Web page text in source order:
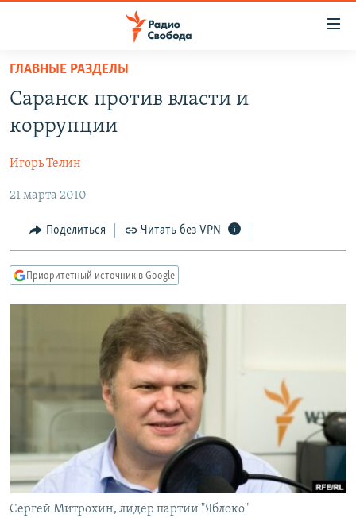
упрощенного
доступа
основному
Вернутся
главной
навигации
Вернутся
ПОДКАСТЫ
АВТОРСКИЕ ПРОЕКТЫ
ЦИТАТЫ СВОБОДЫ
МНЕНИЯ
КУЛЬТУРА
IDEL.РЕАЛИИ
КАВКАЗ.РЕАЛИИ
СИБИРЬ.РЕАЛИИ
РАСПИСАНИЕ ВЕЩАНИЯ
ПОДПИШИТЕСЬ НА РАССЫЛКУ
СОЦИАЛЬНЫЕ СЕТИ
ГЛАВНЫЕ РАЗДЕЛЫ
Саранск против власти и
коррупции
Игорь Телин
21 марта 2010
Поделиться Читать без VPN
Приоритетный источник в Google
Сергей Митрохин, лидер партии "Яблоко"